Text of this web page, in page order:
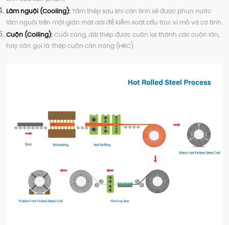
Làm nguội (Cooling):Tấm thép sau khi cán tinh sẽ được phun nước
làm nguội trên một giàn mát dài để kiểm soát cấu trúc vi mô và cơ tính.
Cuộn (Coiling):Cuối cùng, dải thép được cuộn lại thành các cuộn lớn,
hay còn gọi là Thép cuộn cán nóng (HRC).